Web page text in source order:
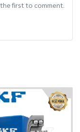
the first to comment.